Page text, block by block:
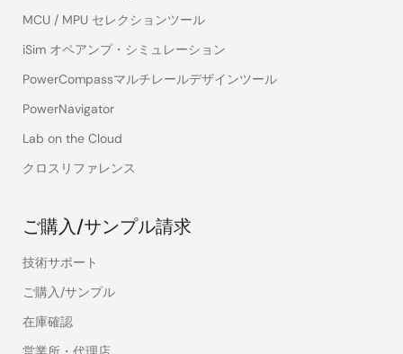
MCU / MPU セレクションツール
iSim オペアンプ・シミュレーション
PowerCompassマルチレールデザインツール
PowerNavigator
Lab on the Cloud
クロスリファレンス
ご購入/サンプル請求
技術サポート
ご購入/サンプル
在庫確認